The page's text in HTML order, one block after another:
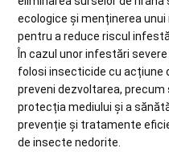
ecologice și menținerea
pentru a reduce riscul
În cazul unor infestări
folosi insecticide cu acțiune
preveni dezvoltarea,
protecția mediului și a
prevenție și tratamente
de insecte nedorite.